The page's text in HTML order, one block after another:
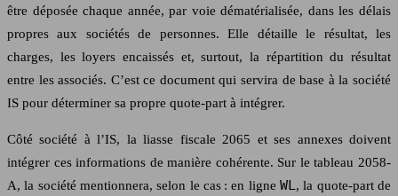
être déposée chaque année, par voie dématérialisée, dans les délais
propres aux sociétés de personnes. Elle détaille le résultat, les
charges, les loyers encaissés et, surtout, la répartition du résultat
entre les associés. C’est ce document qui servira de base à la société
IS pour déterminer sa propre quote-part à intégrer.
Côté société à l’IS, la liasse fiscale 2065 et ses annexes doivent
intégrer ces informations de manière cohérente. Sur le tableau 2058-
A, la société mentionnera, selon le cas : en ligne WL, la quote-part de